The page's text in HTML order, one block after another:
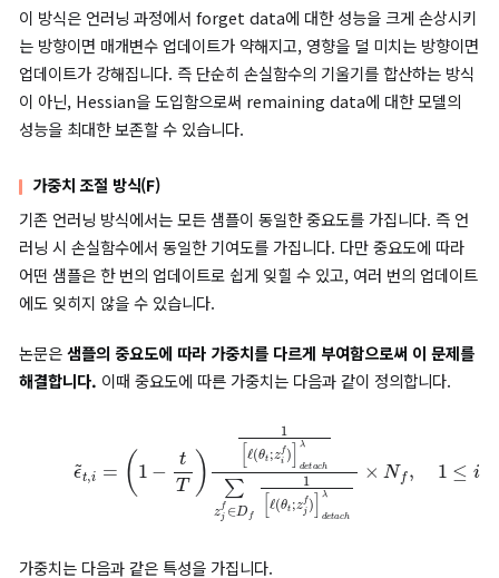
계산해 모델이 데이터를 잊는 방향으로 매개변수를 빠르게 업데이
니다.
(7)θtf=θt−βt∇Lu(θt)
Slow weight update
slow weight update는 fast weight update 후 Fine-
통해 remaining data에 대한 성능을 유지합니다. 이때 fast
update로 구한 매개변수를 이용해 remaining data에 대한 손
(8)minθtfLr(θtf)
Fast-slow weight update.
위의 두 방식을 모두 고려한 업데이트는 다음과 같습니다.
직접 계산하는 대신 fast-slow weight method를 도입해